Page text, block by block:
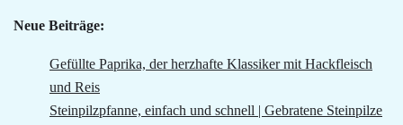
Neue Beiträge:
Gefüllte Paprika, der herzhafte Klassiker mit Hackfleisch
und Reis
Steinpilzpfanne, einfach und schnell | Gebratene Steinpilze